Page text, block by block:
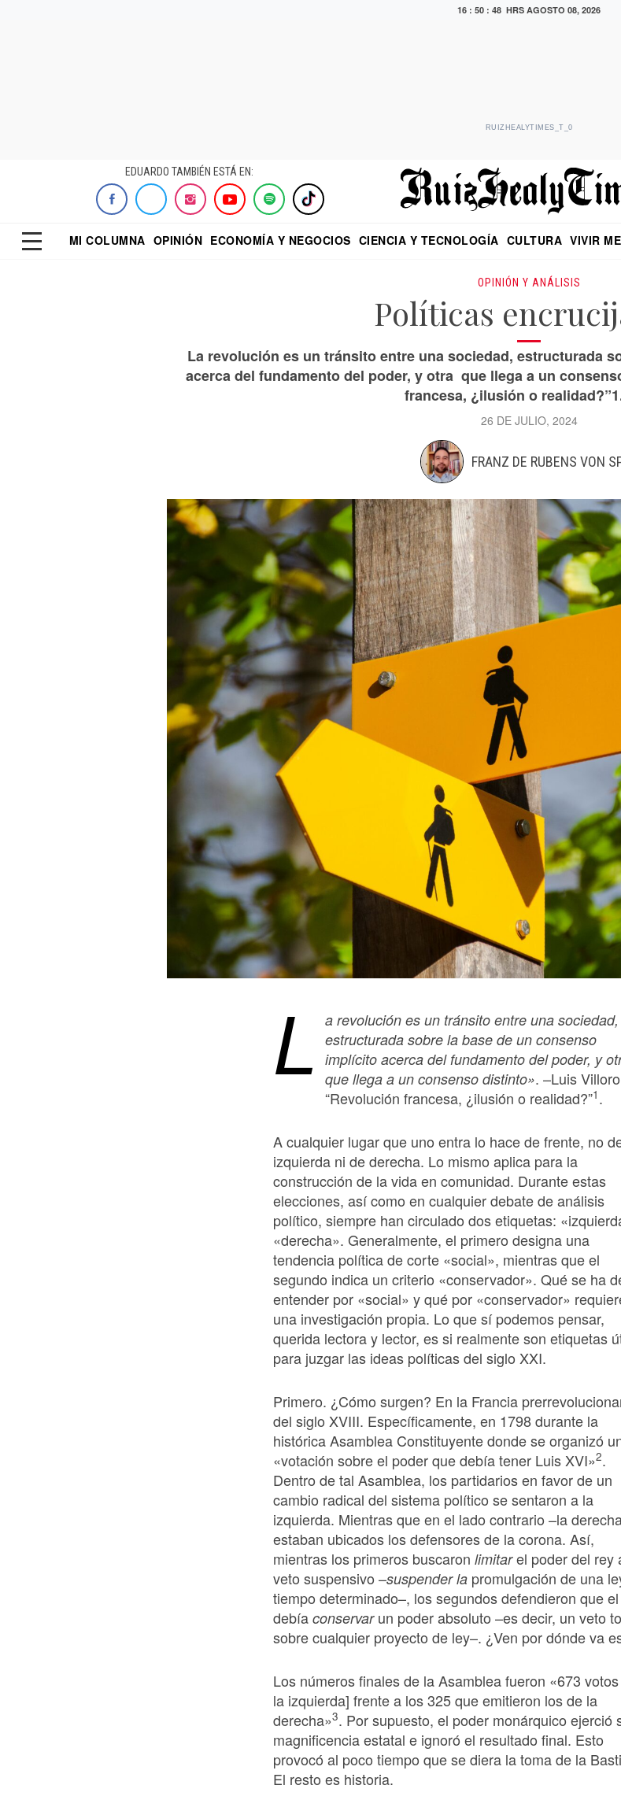
16 : 50 : 49 HRS AGOSTO 08, 2026
RUIZHEALYTIMES_T_0
EDUARDO TAMBIÉN ESTÁ EN:
MI COLUMNA OPINIÓN ECONOMÍA Y NEGOCIOS CIENCIA Y TECNOLOGÍA CULTURA VIVIR
OPINIÓN Y ANÁLISIS
Políticas
La revolución es un tránsito entre una sociedad, estructurada
acerca del fundamento del poder, y otra que llega a un
francesa, ¿ilusión o
26 DE JULIO, 2024
FRANZ DE RUBENS VON
L
a revolución es un tránsito entre una sociedad,
estructurada sobre la base de un consenso
implícito acerca del fundamento del poder, y
que llega a un consenso distinto». –Luis
“Revolución francesa, ¿ilusión o realidad?”1 .
A cualquier lugar que uno entra lo hace de frente, no
izquierda ni de derecha. Lo mismo aplica para la
construcción de la vida en comunidad. Durante estas
elecciones, así como en cualquier debate de análisis
político, siempre han circulado dos etiquetas:
«derecha». Generalmente, el primero designa una
tendencia política de corte «social», mientras que el
segundo indica un criterio «conservador». Qué se ha
entender por «social» y qué por «conservador»
una investigación propia. Lo que sí podemos pensar,
querida lectora y lector, es si realmente son etiquetas
para juzgar las ideas políticas del siglo XXI.
Primero. ¿Cómo surgen? En la Francia
del siglo XVIII. Específicamente, en 1798 durante la
histórica Asamblea Constituyente donde se organizó
«votación sobre el poder que debía tener Luis XVI»2.
Dentro de tal Asamblea, los partidarios en favor de un
cambio radical del sistema político se sentaron a la
izquierda. Mientras que en el lado contrario –la
estaban ubicados los defensores de la corona. Así,
mientras los primeros buscaron limitarel poder del rey
veto suspensivo –suspender la promulgación de una
tiempo determinado–, los segundos defendieron que
debía conservar un poder absoluto –es decir, un veto
sobre cualquier proyecto de ley–. ¿Ven por dónde va
Los números finales de la Asamblea fueron «673
la izquierda] frente a los 325 que emitieron los de la
derecha»3. Por supuesto, el poder monárquico ejerció
magnificencia estatal e ignoró el resultado final. Esto
provocó al poco tiempo que se diera la toma de la
El resto es historia.